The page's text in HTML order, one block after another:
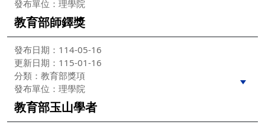
發布單位：理學院
教育部師鐸獎
發布日期：114-05-16
更新日期：115-01-16
分類：教育部獎項
發布單位：理學院
教育部玉山學者